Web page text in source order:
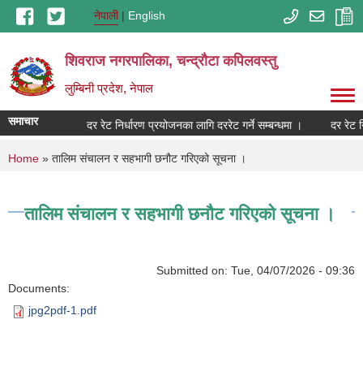
Skip to main contentनेपाली English
शिवराज नगरपालिका, चन्द्राैटा कपिलवस्तु
लुम्बिनी प्रदेश, नेपाल
समाचार
सम्बन्धमा । दर रेट निर्धारण प्रयोजनका लागि दररेट गर्ने सम्बन्धमा । दर रेट
You are here
Home » तालिम संचालन र सहभागी छनौट गरिएको सूचना ।
तालिम संचालन र सहभागी छनौट गरिएको सूचना ।
Submitted on: Tue, 04/07/2026 - 09:36
Documents:
jpg2pdf-1.pdf